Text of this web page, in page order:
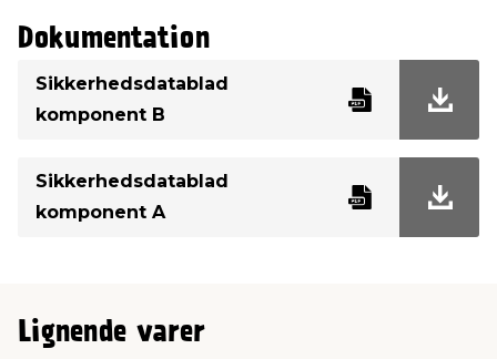
Dokumentation
Sikkerhedsdatablad
komponent B
Sikkerhedsdatablad
komponent A
Lignende varer